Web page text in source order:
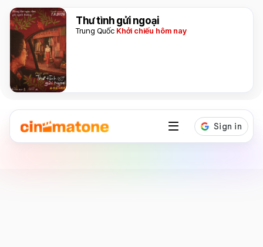
Thư tình gửi ngoại
Trung Quốc Khởi chiếu hôm nay